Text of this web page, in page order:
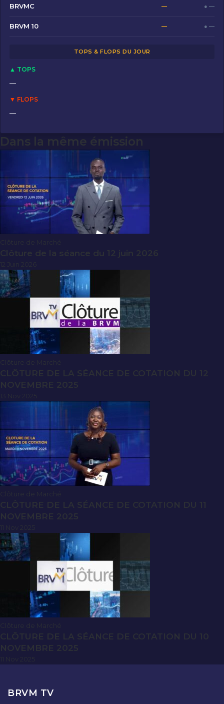
b
o
o
o
n
BRVMC — ● —
BRVM 10 — ● —
TOPS & FLOPS DU JOUR
▲ TOPS
—
▼ FLOPS
—
Dans la même émission
Clôture de la séance du 12 juin 2026
CLÔTURE DE LA SÉANCE DE COTATION DU 12
NOVEMBRE 2025
CLÔTURE DE LA SÉANCE DE COTATION DU 11
NOVEMBRE 2025
CLÔTURE DE LA SÉANCE DE COTATION DU 10
NOVEMBRE 2025
BRVM TV